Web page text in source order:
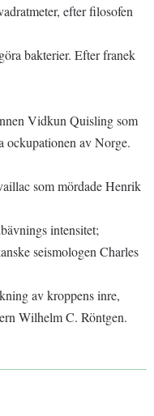
efter filosofen
bakterier. Efter franek
Vidkun Quisling som
ockupationen av Norge.
som mördade Henrik
intensitet;
seismologen Charles
av kroppens inre,
Wilhelm C. Röntgen.